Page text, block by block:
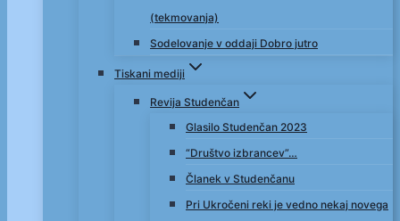
(tekmovanja)
Sodelovanje v oddaji Dobro jutro
Tiskani mediji
Revija Studenčan
Glasilo Studenčan 2023
“Društvo izbrancev”…
Članek v Studenčanu
Pri Ukročeni reki je vedno nekaj novega